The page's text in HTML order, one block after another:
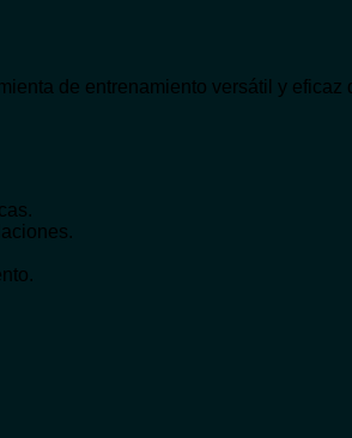
de entrenamiento versátil y eficaz